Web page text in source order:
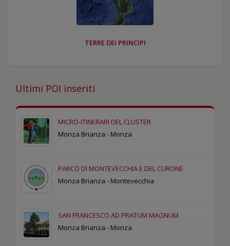
TERRE DEI PRINCIPI
Ultimi POI inseriti
MICRO-ITINERARI DEL CLUSTER
Monza Brianza - Monza
PARCO DI MONTEVECCHIA E DEL CURONE
Monza Brianza - Montevecchia
SAN FRANCESCO AD PRATUM MAGNUM
Monza Brianza - Monza